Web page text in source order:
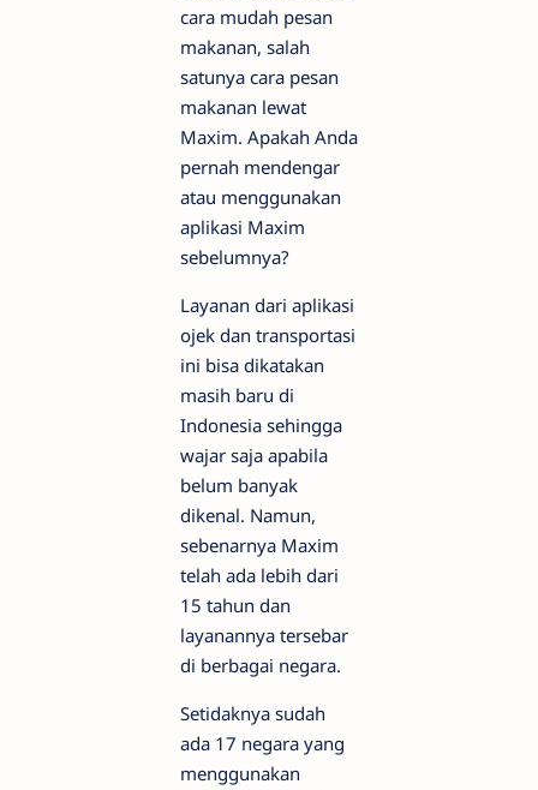
cara mudah pesan
makanan, salah
satunya cara pesan
makanan lewat
Maxim. Apakah Anda
pernah mendengar
atau menggunakan
aplikasi Maxim
sebelumnya?
Layanan dari aplikasi
ojek dan transportasi
ini bisa dikatakan
masih baru di
Indonesia sehingga
wajar saja apabila
belum banyak
dikenal. Namun,
sebenarnya Maxim
telah ada lebih dari
15 tahun dan
layanannya tersebar
di berbagai negara.
Setidaknya sudah
ada 17 negara yang
menggunakan